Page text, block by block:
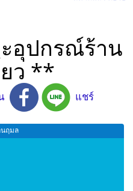
อุปกรณ์ร้าน
ว **
แชร์
นฤมล